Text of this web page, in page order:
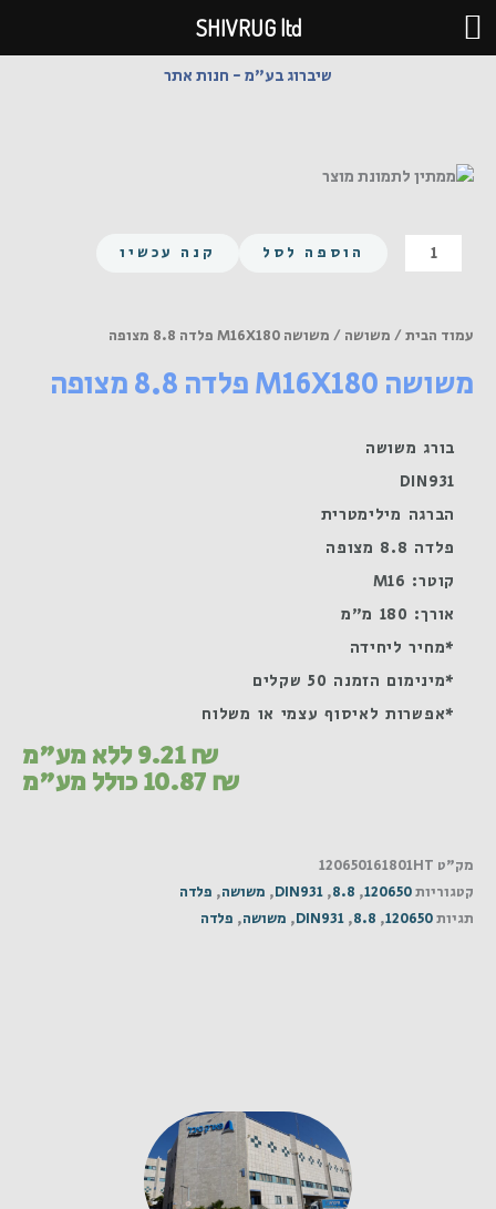
דילוג
לתוכן
שיברוג בע"מ - חנות אתר
כמות
של
M16X180
8.8
הוספה לסל קנה עכשיו
עמוד הבית/ משושה / משושה M16X180 פלדה 8.8 מצופה
משושה M16X180 פלדה 8.8 מצופה
בורג משושה
DIN931
הברגה מילימטרית
פלדה 8.8 מצופה
קוטר: M16
אורך: 180 מ"מ
*מחיר ליחידה
*מינימום הזמנה 50 שקלים
*אפשרות לאיסוף עצמי או משלוח
9.21₪ ללא מע"מ
10.87₪ כולל מע"מ
מק"ט 120650161801HT
קטגוריות120650
,
8.8
,
DIN931
, משושה, פלדה
תגיות120650
,
8.8
,
DIN931
, משושה, פלדה
SHIVRUG ltd